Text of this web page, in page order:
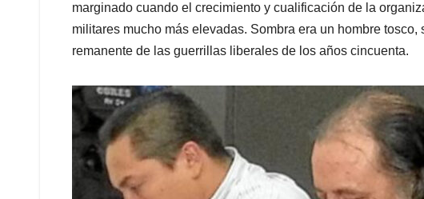
marginado cuando el crecimiento y cualificación de la
militares mucho más elevadas. Sombra era un hombre
remanente de las guerrillas liberales de los años cincuenta.